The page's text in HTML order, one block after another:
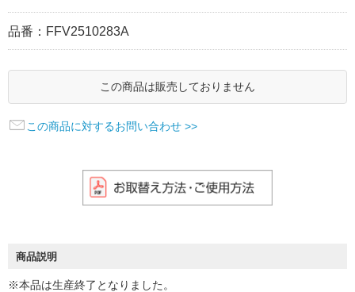
品番： FFV2510283A
この商品は販売しておりません
この商品に対するお問い合わせ >>
商品説明
※本品は生産終了となりました。